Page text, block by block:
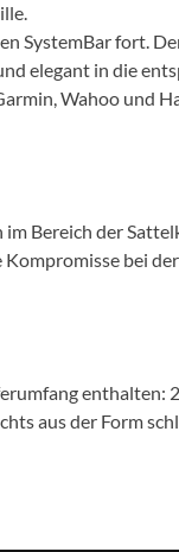
SystemBar fort.
elegant in die
Wahoo und
im Bereich der
bei
enthalten:
aus der Form